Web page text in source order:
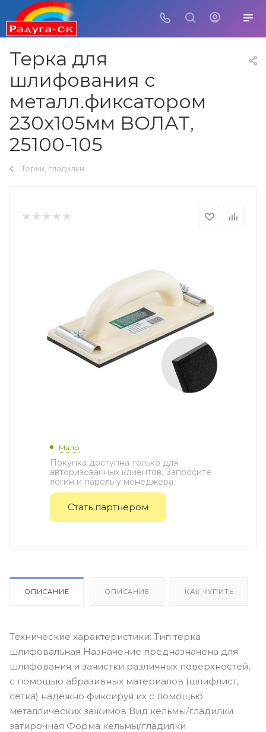
Терка для
шлифования с
металл.фиксатором
230х105мм ВОЛАТ,
25100-105
Терки, гладилки
Мало
Покупка доступна только для
авторизованных клиентов. Запросите
логин и пароль у менеджера.
Стать партнером
ОПИСАНИЕ ОПИСАНИЕ КАК КУПИТЬ
Технические характеристики: Тип терка
шлифовальная Назначение предназначена для
шлифования и зачистки различных поверхностей,
с помощью абразивных материалов (шлифлист,
сетка) надежно фиксируя их с помощью
металлических зажимов Вид кельмы/гладилки
затирочная Форма кельмы/гладилки